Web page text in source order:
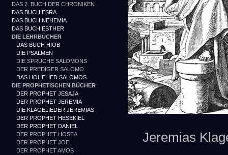
DAS 2. BUCH DER CHRONIKEN
DAS BUCH ESRA
DAS BUCH NEHEMIA
DAS BUCH ESTHER
DIE LEHRBÜCHER
DAS BUCH HIOB
DIE PSALMEN
DIE SPRÜCHE SALOMONS
DER PREDIGER SALOMO
DAS HOHELIED SALOMOS
DIE PROPHETISCHEN BÜCHER
DER PROPHET JESAJA
DER PROPHET JEREMIA
DIE KLAGELIEDER JEREMIAS
DER PROPHET HESEKIEL
DER PROPHET DANIEL
DER PROPHET HOSEA
DER PROPHET JOEL
DER PROPHET AMOS
Jeremias